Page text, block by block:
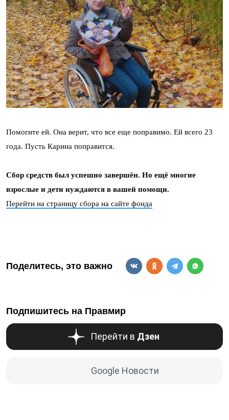
Помогите ей. Она верит, что все еще поправимо. Ей всего 23
года. Пусть Карина поправится.
Сбор средств был успешно завершён. Но ещё многие
взрослые и дети нуждаются в вашей помощи.
Перейти на страницу сбора на сайте фонда
Поделитесь, это важно
Подпишитесь на Правмир
Перейти в Дзен
Google Новости